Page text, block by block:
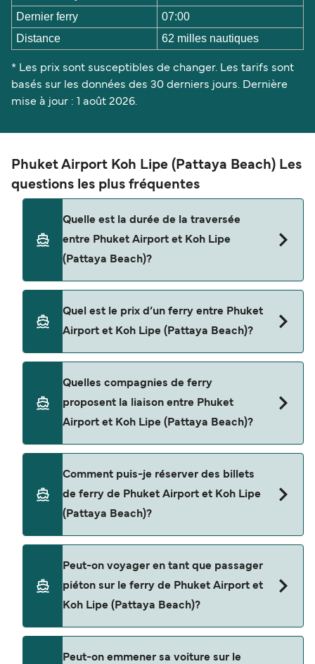
Dernier ferry
07:00
Distance
62 milles nautiques
* Les prix sont susceptibles de changer. Les tarifs sont
basés sur les données des 30 derniers jours. Dernière
mise à jour : 1 août 2026.
Phuket Airport Koh Lipe (Pattaya Beach) Les
questions les plus fréquentes
Quelle est la durée de la traversée
entre Phuket Airport et Koh Lipe
(Pattaya Beach)?
Lipe (Pattaya Beach) est d'environ 8 heures 30
minutes. La durée des traversées peut varier
d'une saison à l'autre. Nous vous conseillons donc
Quel est le prix d’un ferry entre Phuket
Airport et Koh Lipe (Pattaya Beach)?
saison. Le prix moyen de Phuket Airport à Koh
Lipe (Pattaya Beach) est de $508. Prix hors frais
de réservation.
Quelles compagnies de ferry
proposent la liaison entre Phuket
Airport et Koh Lipe (Pattaya Beach)?
Comment puis-je réserver des billets
de ferry de Phuket Airport et Koh Lipe
(Pattaya Beach)?
recherche et consultez notre page d'offres pour
consulter les dernières promotions disponibles.
Peut-on voyager en tant que passager
piéton sur le ferry de Phuket Airport et
Koh Lipe (Pattaya Beach)?
Peut-on emmener sa voiture sur le